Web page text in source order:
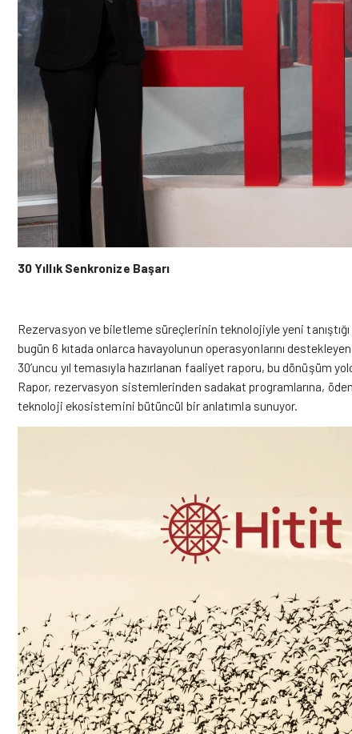
30 Yıllık Senkronize Başarı
Rezervasyon ve biletleme süreçlerinin teknolojiyle yeni
bugün 6 kıtada onlarca havayolunun operasyonlarını
30’uncu yıl temasıyla hazırlanan faaliyet raporu, bu dönüşüm
Rapor, rezervasyon sistemlerinden sadakat programlarına,
teknoloji ekosistemini bütüncül bir anlatımla sunuyor.